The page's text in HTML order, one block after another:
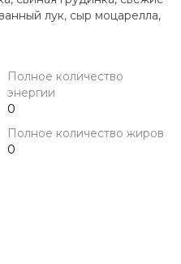
лук, сыр моцарелла,
Полное количество
энергии
0
Полное количество жиров
0